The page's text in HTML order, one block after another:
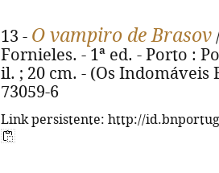
13 - O vampiro de Brasov
Fornieles. - 1ª ed. - Porto :
il. ; 20 cm. - (Os Indomáveis
73059-6
Link persistente: http://